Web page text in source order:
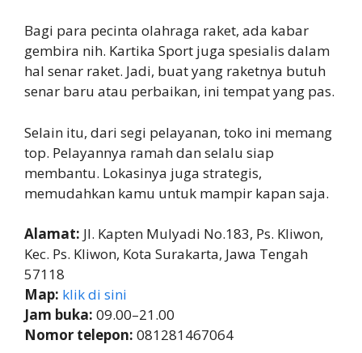
Bagi para pecinta olahraga raket, ada kabar
gembira nih. Kartika Sport juga spesialis dalam
hal senar raket. Jadi, buat yang raketnya butuh
senar baru atau perbaikan, ini tempat yang pas.
Selain itu, dari segi pelayanan, toko ini memang
top. Pelayannya ramah dan selalu siap
membantu. Lokasinya juga strategis,
memudahkan kamu untuk mampir kapan saja.
Alamat: Jl. Kapten Mulyadi No.183, Ps. Kliwon,
Kec. Ps. Kliwon, Kota Surakarta, Jawa Tengah
57118
Map: klik di sini
Jam buka: 09.00–21.00
Nomor telepon: 081281467064